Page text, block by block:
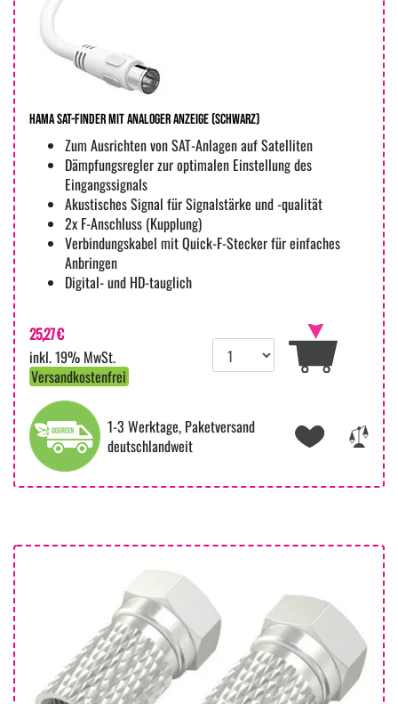
Hama SAT-Finder mit analoger Anzeige (Schwarz)
Zum Ausrichten von SAT-Anlagen auf Satelliten
Dämpfungsregler zur optimalen Einstellung des
Eingangssignals
Akustisches Signal für Signalstärke und -qualität
2x F-Anschluss (Kupplung)
Verbindungskabel mit Quick-F-Stecker für einfaches
Anbringen
Digital- und HD-tauglich
25,27 €
inkl. 19% MwSt.
Versandkostenfrei
1-3 Werktage, Paketversand
deutschlandweit